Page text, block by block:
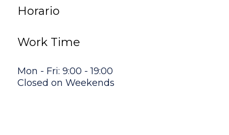
Horario
Work Time
Mon - Fri: 9:00 - 19:00
Closed on Weekends